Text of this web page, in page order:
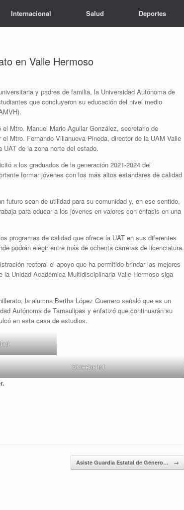
Internacional Salud Deportes
en Valle Hermoso
y padres de familia, la Universidad Autónoma de
que concluyeron su educación del nivel medio
Manuel Mario Aguilar González, secretario de
Mtro. Fernando Villanueva Pineda, director de la UAM Valle
de la zona norte del estado.
a los graduados de la generación 2021-2024 del
formar jóvenes con los más altos estándares de calidad
futuro sean de utilidad para su comunidad y, en ese sentido,
para educar a los jóvenes en valores con énfasis en una
programas de calidad que ofrece la UAT en sus diferentes
podrán elegir entre más de ochenta carreras de licenciatura.
rectoral el apoyo que ha permitido brindar las mejores
Unidad Académica Multidisciplinaria Valle Hermoso siga
la alumna Bertha López Guerrero señaló que es un
Autónoma de Tamaulipas y enfatizó que continuarán su
en esta casa de estudios.
Screenshot
Asiste Guardia Estatal de Género… →